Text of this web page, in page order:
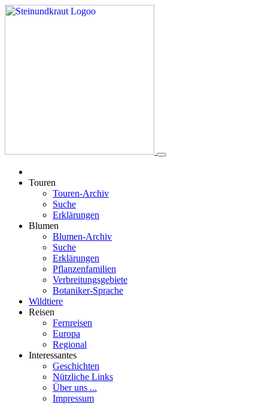
Touren
Touren-Archiv
Suche
Erklärungen
Blumen
Blumen-Archiv
Suche
Erklärungen
Pflanzenfamilien
Verbreitungsgebiete
Botaniker-Sprache
Wildtiere
Reisen
Fernreisen
Europa
Regional
Interessantes
Geschichten
Nützliche Links
Über uns ...
Impressum